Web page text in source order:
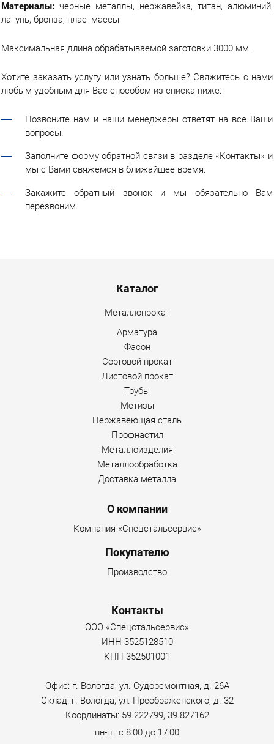
Материалы: черные металлы, нержавейка, титан, алюминий,
латунь, бронза, пластмассы
Максимальная длина обрабатываемой заготовки 3000 мм.
Хотите заказать услугу или узнать больше? Свяжитесь с нами
любым удобным для Вас способом из списка ниже:
Позвоните нам и наши менеджеры ответят на все Ваши
вопросы.
Заполните форму обратной связи в разделе «Контакты» и
мы с Вами свяжемся в ближайшее время.
Закажите обратный звонок и мы обязательно Вам
перезвоним.
Каталог
Металлопрокат
Арматура
Фасон
Сортовой прокат
Листовой прокат
Трубы
Метизы
Нержавеющая сталь
Профнастил
Металлоизделия
Металлообработка
Доставка металла
О компании
Компания «Спецстальсервис»
Покупателю
Производство
Контакты
ООО «Спецстальсервис»
ИНН 3525128510
КПП 352501001
Офис: г. Вологда, ул. Судоремонтная, д. 26А
Склад: г. Вологда, ул. Преображенского, д. 32
Координаты: 59.222799, 39.827162
пн-пт с 8:00 до 17:00